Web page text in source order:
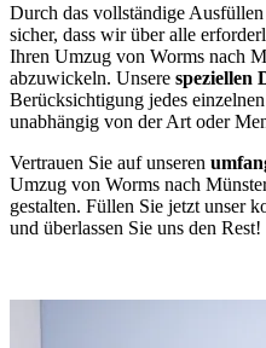
Durch das vollständige
sicher, dass wir über alle
Ihren Umzug von Worms nach
abzuwickeln. Unsere speziellen
Berücksichtigung jedes
unabhängig von der Art oder
Vertrauen Sie auf unseren
Umzug von Worms nach
gestalten. Füllen Sie jetzt unser
und überlassen Sie uns den Rest!